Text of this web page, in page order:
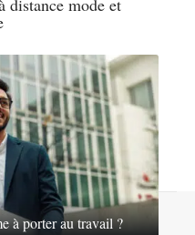
distance mode et
à porter au travail ?